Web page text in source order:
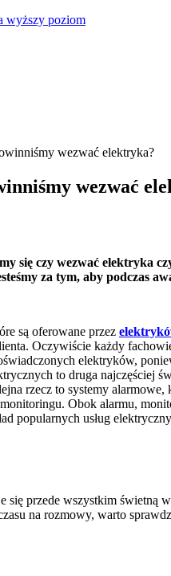
wyższy poziom
wezwać elektryka?
wezwać
się czy wezwać elektryka
za tym, aby podczas
są oferowane przez
Oczywiście każdy
elektryków,
to druga najczęściej
rzecz to systemy
Obok alarmu,
popularnych usług
się przede wszystkim świetną
na rozmowy, warto